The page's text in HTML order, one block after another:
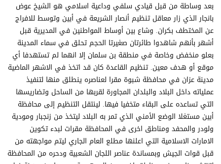
بعد وساطة من قبل قيادي سلفي وداعية اسلامي هو الشيخ عوض
بانجار الذي زار معاقل تنظيم أنصار الشريعة في أبين وتوسط للافراج
عن المختطف بكران. وشاع بين أوساط المواطنين في المديرية قبل
أشهر بأنهم شاهدوا طائرتان صغيرتا الحجم تحلق في سماء المدينة
بعلو منخفض وخاصة في منطقة بن سلمان إلا انهما لم تستهدفا أي
موقع أو هدف معين. تنظيم القاعدة كان قد اتخذ في الاشهر الماضية
مدينة عزان في محافظة شبوة مقرا لعناصره ينطلق منها لتنفيذ
عملياته داخل البلاد والبلدان المجاورة لقربها من الساحل وتضاريسها
التي تساعده على البقاء متخفيا فيها. لينتقل التنظيم إلى محافظة
أبين مستغلا الوضع الأمني الذي تمر به البلاد ليتخذ من زنجبار ومودية
ولودر والمحفد ومناطق اخرى في المحافظة مقرات لبدء تكوين
الامارات الاسلامية التي اعلنها مطلع العام الجاري ليتم مواجهته من
قبل قوات الجيش وبمساندة عناصر اللجان الشعبية ودحره من المحافظة